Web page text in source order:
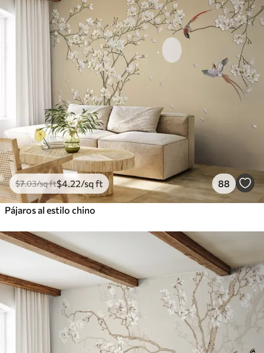
$7.03/sq ft$4.22/sq ft 88
Pájaros al estilo chino